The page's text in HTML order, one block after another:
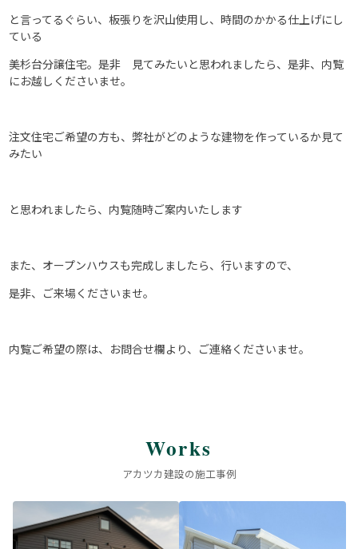
と言ってるぐらい、板張りを沢山使用し、時間のかかる仕上げにし
ている
美杉台分譲住宅。是非 見てみたいと思われましたら、是非、内覧
にお越しくださいませ。
注文住宅ご希望の方も、弊社がどのような建物を作っているか見て
みたい
と思われましたら、内覧随時ご案内いたします
また、オープンハウスも完成しましたら、行いますので、
是非、ご来場くださいませ。
内覧ご希望の際は、お問合せ欄より、ご連絡くださいませ。
Works
アカツカ建設の施工事例